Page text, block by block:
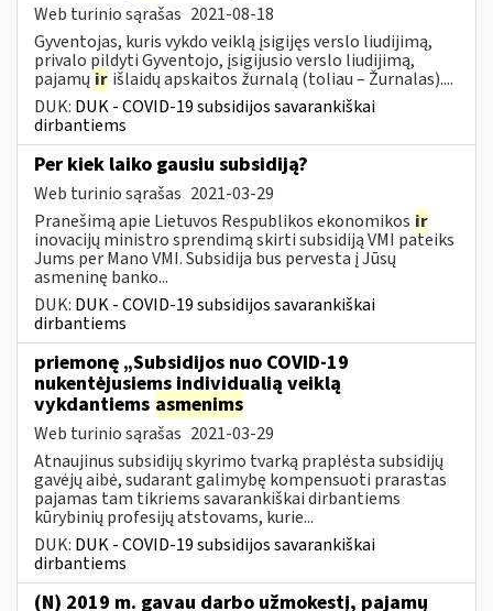
Web turinio sąrašas 2021-08-18
Gyventojas, kuris vykdo veiklą įsigijęs verslo liudijimą,
privalo pildyti Gyventojo, įsigijusio verslo liudijimą,
pajamų ir išlaidų apskaitos žurnalą (toliau – Žurnalas)....
DUK: DUK - COVID-19 subsidijos savarankiškai
dirbantiems
Per kiek laiko gausiu subsidiją?
Web turinio sąrašas 2021-03-29
Pranešimą apie Lietuvos Respublikos ekonomikos ir
inovacijų ministro sprendimą skirti subsidiją VMI pateiks
Jums per Mano VMI. Subsidija bus pervesta į Jūsų
asmeninę banko...
DUK: DUK - COVID-19 subsidijos savarankiškai
dirbantiems
priemonę „Subsidijos nuo COVID-19
nukentėjusiems individualią veiklą
vykdantiems asmenims
Web turinio sąrašas 2021-03-29
Atnaujinus subsidijų skyrimo tvarką praplėsta subsidijų
gavėjų aibė, sudarant galimybę kompensuoti prarastas
pajamas tam tikriems savarankiškai dirbantiems
kūrybinių profesijų atstovams, kurie...
DUK: DUK - COVID-19 subsidijos savarankiškai
dirbantiems
(N) 2019 m. gavau darbo užmokestį, pajamų